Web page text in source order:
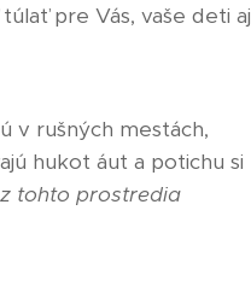
pre Vás, vaše deti aj
v rušných mestách,
hukot áut a potichu si
tohto prostredia